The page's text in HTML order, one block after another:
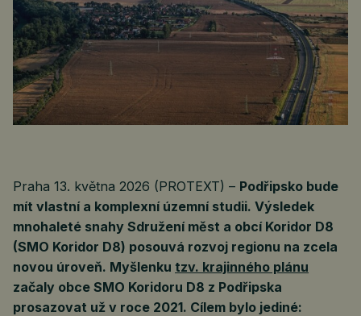
Praha 13. května 2026 (PROTEXT) – Podřipsko bude
mít vlastní a komplexní územní studii. Výsledek
mnohaleté snahy Sdružení měst a obcí Koridor D8
(SMO Koridor D8) posouvá rozvoj regionu na zcela
novou úroveň. Myšlenku tzv. krajinného plánu
začaly obce SMO Koridoru D8 z Podřipska
prosazovat už v roce 2021. Cílem bylo jediné: